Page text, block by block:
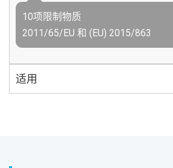
10项限制物质
2011/65/EU 和 (EU) 2015/863
适用